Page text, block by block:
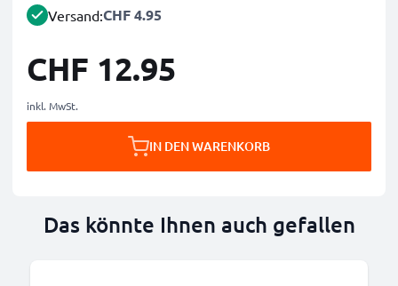
Versand:CHF 4.95
CHF 12.95
inkl. MwSt.
IN DEN WARENKORB
Das könnte Ihnen auch gefallen